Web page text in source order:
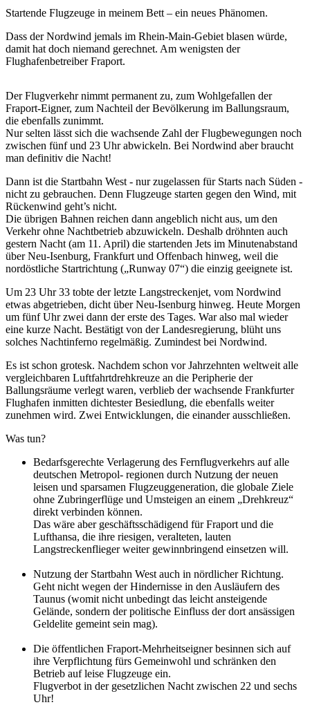
Startende Flugzeuge in meinem Bett – ein neues Phänomen.
Dass der Nordwind jemals im Rhein-Main-Gebiet blasen würde,
damit hat doch niemand gerechnet. Am wenigsten der
Flughafenbetreiber Fraport.
Der Flugverkehr nimmt permanent zu, zum Wohlgefallen der
Fraport-Eigner, zum Nachteil der Bevölkerung im Ballungsraum,
die ebenfalls zunimmt.
Nur selten lässt sich die wachsende Zahl der Flugbewegungen noch
zwischen fünf und 23 Uhr abwickeln. Bei Nordwind aber braucht
man definitiv die Nacht!
Dann ist die Startbahn West - nur zugelassen für Starts nach Süden -
nicht zu gebrauchen. Denn Flugzeuge starten gegen den Wind, mit
Rückenwind geht’s nicht.
Die übrigen Bahnen reichen dann angeblich nicht aus, um den
Verkehr ohne Nachtbetrieb abzuwickeln. Deshalb dröhnten auch
gestern Nacht (am 11. April) die startenden Jets im Minutenabstand
über Neu-Isenburg, Frankfurt und Offenbach hinweg, weil die
nordöstliche Startrichtung („Runway 07“) die einzig geeignete ist.
Um 23 Uhr 33 tobte der letzte Langstreckenjet, vom Nordwind
etwas abgetrieben, dicht über Neu-Isenburg hinweg. Heute Morgen
um fünf Uhr zwei dann der erste des Tages. War also mal wieder
eine kurze Nacht. Bestätigt von der Landesregierung, blüht uns
solches Nachtinferno regelmäßig. Zumindest bei Nordwind.
Es ist schon grotesk. Nachdem schon vor Jahrzehnten weltweit alle
vergleichbaren Luftfahrtdrehkreuze an die Peripherie der
Ballungsräume verlegt waren, verblieb der wachsende Frankfurter
Flughafen inmitten dichtester Besiedlung, die ebenfalls weiter
zunehmen wird. Zwei Entwicklungen, die einander ausschließen.
Was tun?
Bedarfsgerechte Verlagerung des Fernflugverkehrs auf alle
deutschen Metropol- regionen durch Nutzung der neuen
leisen und sparsamen Flugzeuggeneration, die globale Ziele
ohne Zubringerflüge und Umsteigen an einem „Drehkreuz“
direkt verbinden können.
Das wäre aber geschäftsschädigend für Fraport und die
Lufthansa, die ihre riesigen, veralteten, lauten
Langstreckenflieger weiter gewinnbringend einsetzen will.
Nutzung der Startbahn West auch in nördlicher Richtung.
Geht nicht wegen der Hindernisse in den Ausläufern des
Taunus (womit nicht unbedingt das leicht ansteigende
Gelände, sondern der politische Einfluss der dort ansässigen
Geldelite gemeint sein mag).
Die öffentlichen Fraport-Mehrheitseigner besinnen sich auf
ihre Verpflichtung fürs Gemeinwohl und schränken den
Betrieb auf leise Flugzeuge ein.
Flugverbot in der gesetzlichen Nacht zwischen 22 und sechs
Uhr!